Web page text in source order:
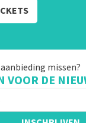
missen?
VOOR DE